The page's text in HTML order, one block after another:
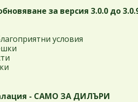
за версия 3.0.0 до
условия
- САМО ЗА ДИЛЪРИ